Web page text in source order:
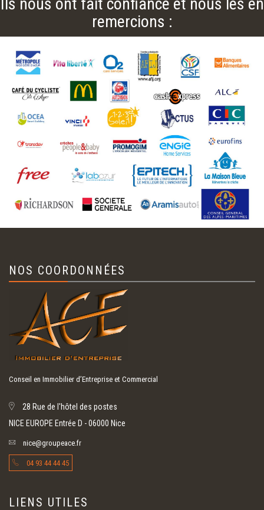
remercions :
NOS COORDONNÉES
Conseil en Immobilier d’Entreprise et Commercial
28 Rue de l'hôtel des postes
NICE EUROPE Entrée D - 06000 Nice
nice@groupeace.fr
04 93 44 44 45
LIENS UTILES